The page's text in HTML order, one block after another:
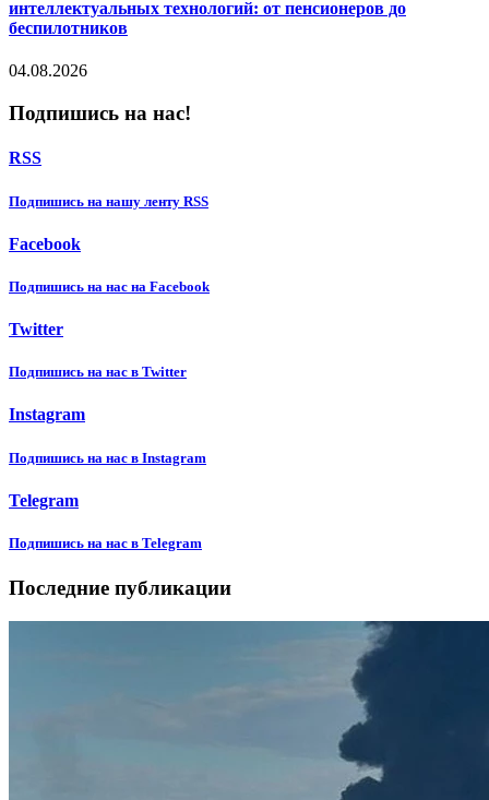
интеллектуальных технологий: от пенсионеров до
беспилотников
04.08.2026
Подпишись на нас!
RSS
Подпишиcь на нашу ленту RSS
Facebook
Подпишиcь на нас на Facebook
Twitter
Подпишиcь на нас в Twitter
Instagram
Подпишиcь на нас в Instagram
Telegram
Подпишиcь на нас в Telegram
Последние публикации